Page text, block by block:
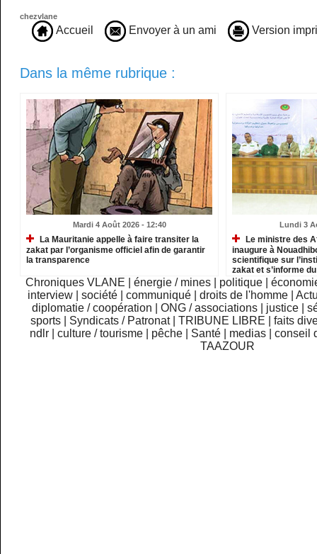
chezvlane
Accueil Envoyer à un ami Version
Dans la même rubrique :
Mardi 4 Août 2026 - 12:40
La Mauritanie appelle à faire transiter la
zakat par l’organisme officiel afin de garantir
la transparence
Lundi 3
Le ministre des
inaugure à
scientifique sur
zakat et s’informe
institutions relevant
Chroniques VLANE énergie / mines politique
interview
|société |communiqué |droits de l'homme |
diplomatie / coopération
ONG / associations justice
sports
Syndicats / Patronat TRIBUNE LIBRE
faits
ndlr
|culture / tourisme pêche Santé medias |conseil
TAAZOUR